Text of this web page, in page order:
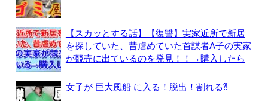
【スカッとする話】【復讐】実家近所で新居
を探していた、昔虐めていた首謀者A子の実家
が競売に出ているのを発見！！→購入したら
女子が 巨大風船 に入る！脱出！割れる⁈